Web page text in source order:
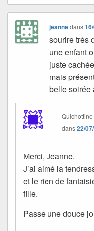
jeannedans
sourire très
une enfant
juste
mais
belle soirée
Quichottine
dans22/
Merci, Jeanne.
J’ai aimé la
et le rien de
fille.
Passe une douce